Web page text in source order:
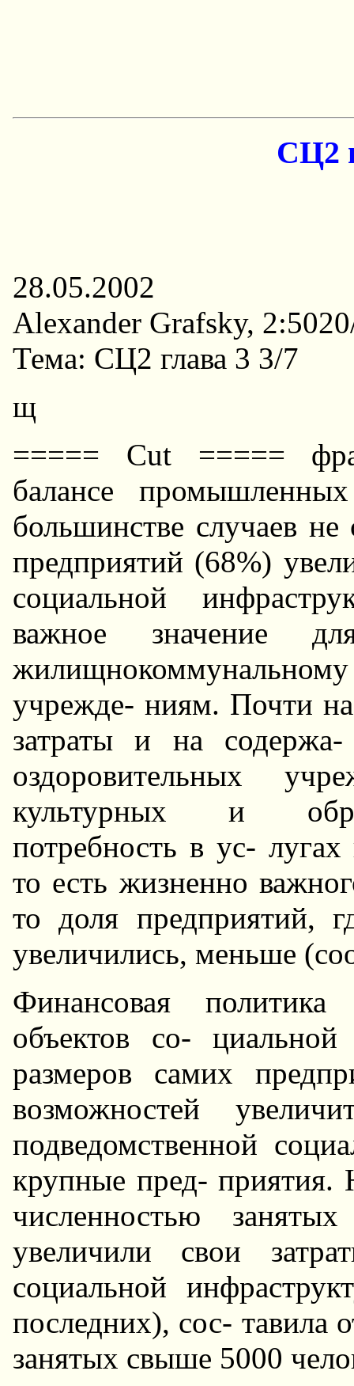
СЦ2
28.05.2002
Alexander Grafsky,
Тема: СЦ2 глава 3 3/7
щ
===== Cut =====
балансе
большинстве случаев
предприятий (68%)
социальной
важное значение
учрежде- ниям. Почти
затраты и на
оздоровительных
культурных и
потребность в ус-
то есть жизненно
то доля предприятий,
увеличились, меньше
Финансовая
объектов со- циальной
размеров самих
возможностей
подведомственной
крупные пред- приятия.
численностью
увеличили свои
социальной
последних), сос- тавила
занятых свыше 5000